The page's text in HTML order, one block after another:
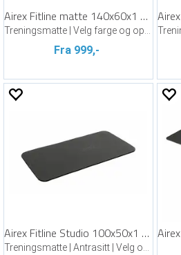
Airex Fitline matte 140x60x1 cm
Fra 999,-
Airex Fitline Studio 100x50x1 cm